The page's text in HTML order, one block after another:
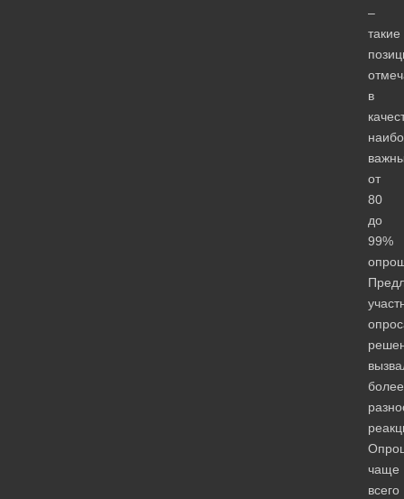
–
такие
в
от
80
до
99%
более
чаще
всего